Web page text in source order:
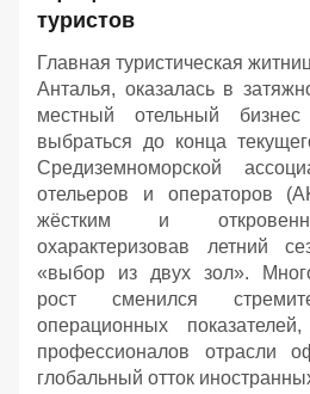
туристов
Главная туристическая
Анталья, оказалась в
местный отельный
выбраться до конца
Средиземноморской
отельеров и операторов
жёстким и
охарактеризовав летний
«выбор из двух зол».
рост сменился
операционных
профессионалов отрасли
глобальный отток